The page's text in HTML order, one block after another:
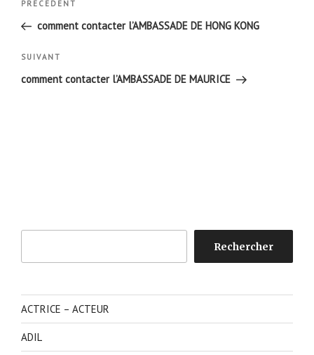
l’article
Article
précédent
PRÉCÉDENT
comment contacter l’AMBASSADE DE HONG KONG
Article
suivant
SUIVANT
comment contacter l’AMBASSADE DE MAURICE
Rechercher
ACTRICE – ACTEUR
ADIL